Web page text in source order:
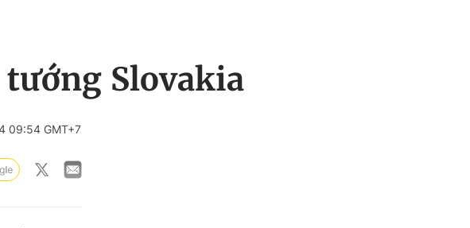
Slovakia
09:54 GMT+7